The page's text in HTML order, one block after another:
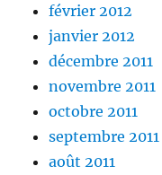
février 2012
janvier 2012
décembre 2011
novembre 2011
octobre 2011
septembre 2011
août 2011